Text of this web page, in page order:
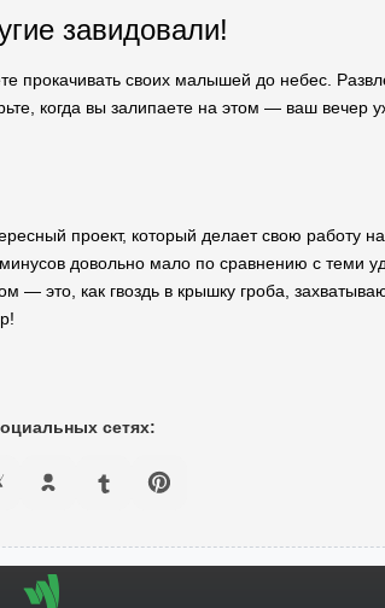
завидовали!
прокачивать своих малышей до небес.
когда вы залипаете на этом — ваш вечер
проект, который делает свою работу
довольно мало по сравнению с теми
— это, как гвоздь в крышку гроба,
сетях: